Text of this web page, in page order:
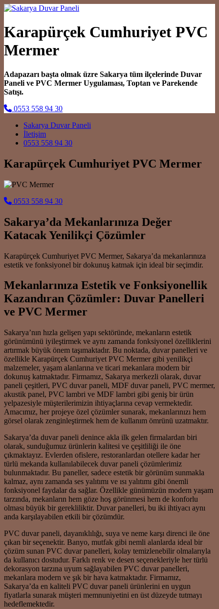
Karapürçek Cumhuriyet PVC
Mermer
Adapazarı başta olmak üzre Sakarya tüm ilçelerinde Duvar
Paneli ve PVC Mermer Uygulaması, Toptan ve Parekende
Satışı.
0553 558 94 30
Main Navigation
Sakarya Duvar Paneli
İletişim
0553 558 94 30
Karapürçek Cumhuriyet PVC Mermer
0553 558 94 30
Sakarya’da Mekanlarınıza Değer
Katacak Yenilikçi Çözümler
Karapürçek Cumhuriyet PVC Mermer, Sakarya’da mekanlarınıza
estetik ve fonksiyonel bir dokunuş katmak için ideal bir seçimdir.
Mekanlarınıza Estetik ve Fonksiyonellik
Kazandıran Çözümler: Duvar Panelleri
ve PVC Mermer
Sakarya’nın hızla gelişen yapı sektöründe, mekanların estetik
görünümünü iyileştirmek ve aynı zamanda fonksiyonel özelliklerini
artırmak büyük önem taşımaktadır. Bu noktada, duvar panelleri ve
özellikle Karapürçek Cumhuriyet PVC Mermer gibi yenilikçi
malzemeler, yaşam alanlarına ve ticari mekanlara modern bir
dokunuş katmaktadır. Firmamız, Sakarya merkezli olarak, duvar
paneli çeşitleri, PVC duvar paneli, MDF duvar paneli, PVC mermer,
akustik panel, PVC lambri ve MDF lambri gibi geniş bir ürün
yelpazesiyle müşterilerimizin ihtiyaçlarına cevap vermektedir.
Amacımız, her projeye özel çözümler sunarak, mekanlarınızı hem
görsel olarak zenginleştirmek hem de kullanım ömrünü uzatmaktır.
Sakarya’da duvar paneli denince akla ilk gelen firmalardan biri
olarak, sunduğumuz ürünlerin kalitesi ve çeşitliliği ile öne
çıkmaktayız. Evlerden ofislere, restoranlardan otellere kadar her
türlü mekanda kullanılabilecek duvar paneli çözümlerimiz
bulunmaktadır. Bu paneller, sadece estetik bir görünüm sunmakla
kalmaz, aynı zamanda ses yalıtımı ve ısı yalıtımı gibi önemli
fonksiyonel faydalar da sağlar. Özellikle günümüzün modern yaşam
tarzında, mekanların hem göze hoş görünmesi hem de konforlu
olması büyük bir gerekliliktir. Duvar panelleri, bu iki ihtiyacı aynı
anda karşılayabilen etkili bir çözümdür.
PVC duvar paneli, dayanıklılığı, suya ve neme karşı direnci ile öne
çıkan bir seçenektir. Banyo, mutfak gibi nemli alanlarda ideal bir
çözüm sunan PVC duvar panelleri, kolay temizlenebilir olmalarıyla
da kullanıcı dostudur. Farklı renk ve desen seçenekleriyle her türlü
dekorasyon tarzına uyum sağlayabilen PVC duvar panelleri,
mekanlara modern ve şık bir hava katmaktadır. Firmamız,
Sakarya’da en kaliteli PVC duvar paneli ürünlerini en uygun
fiyatlarla sunarak müşteri memnuniyetini en üst düzeyde tutmayı
hedeflemektedir.